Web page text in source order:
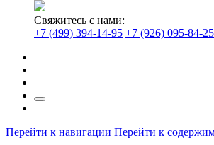
Свяжитесь с нами:
+7 (499) 394-14-95 +7 (926) 095-84-25
Перейти к навигации Перейти к